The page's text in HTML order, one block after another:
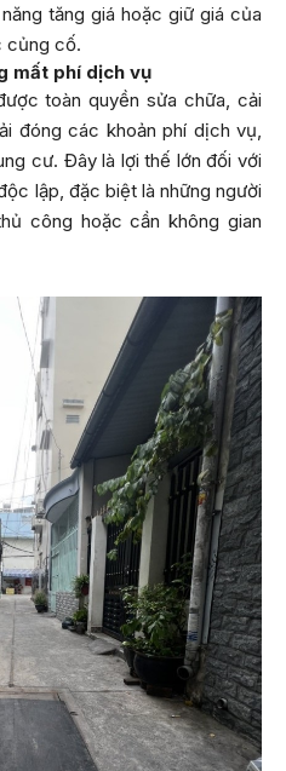
tăng giá hoặc giữ giá của
củng cố.
mất phí dịch vụ
toàn quyền sửa chữa, cải
đóng các khoản phí dịch vụ,
cư. Đây là lợi thế lớn đối với
lập, đặc biệt là những người
công hoặc cần không gian